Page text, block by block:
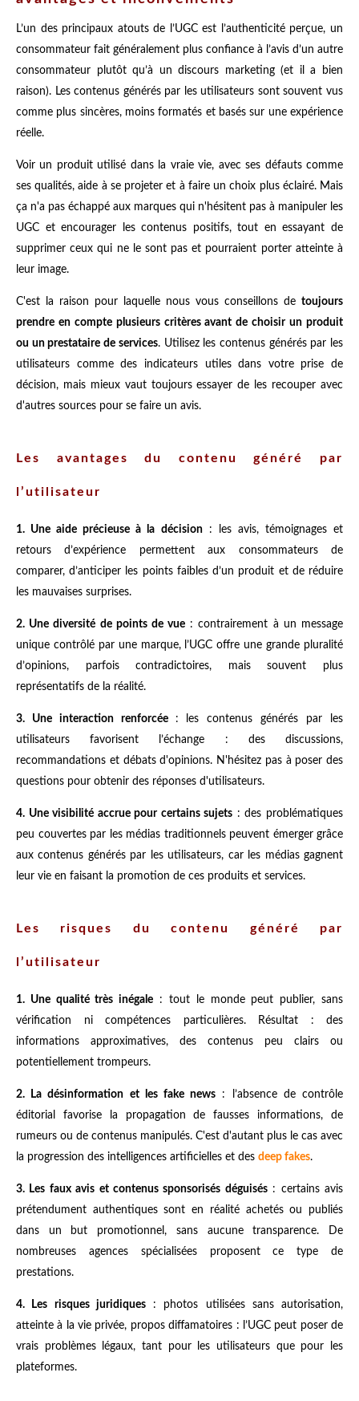
L’un des principaux atouts de l’UGC est l’authenticité perçue, un
consommateur fait généralement plus confiance à l’avis d’un autre
consommateur plutôt qu’à un discours marketing (et il a bien
raison). Les contenus générés par les utilisateurs sont souvent vus
comme plus sincères, moins formatés et basés sur une expérience
réelle.
Voir un produit utilisé dans la vraie vie, avec ses défauts comme
ses qualités, aide à se projeter et à faire un choix plus éclairé. Mais
ça n'a pas échappé aux marques qui n'hésitent pas à manipuler les
UGC et encourager les contenus positifs, tout en essayant de
supprimer ceux qui ne le sont pas et pourraient porter atteinte à
leur image.
C'est la raison pour laquelle nous vous conseillons de toujours
prendre en compte plusieurs critères avant de choisir un produit
ou un prestataire de services. Utilisez les contenus générés par les
utilisateurs comme des indicateurs utiles dans votre prise de
décision, mais mieux vaut toujours essayer de les recouper avec
d'autres sources pour se faire un avis.
Les avantages du contenu généré par
l’utilisateur
1. Une aide précieuse à la décision: les avis, témoignages et
retours d’expérience permettent aux consommateurs de
comparer, d’anticiper les points faibles d’un produit et de réduire
les mauvaises surprises.
2. Une diversité de points de vue : contrairement à un message
unique contrôlé par une marque, l’UGC offre une grande pluralité
d’opinions, parfois contradictoires, mais souvent plus
représentatifs de la réalité.
3. Une interaction renforcée
: les contenus générés par les
utilisateurs favorisent l’échange : des discussions,
recommandations et débats d'opinions. N'hésitez pas à poser des
questions pour obtenir des réponses d'utilisateurs.
4. Une visibilité accrue pour certains sujets : des problématiques
peu couvertes par les médias traditionnels peuvent émerger grâce
aux contenus générés par les utilisateurs, car les médias gagnent
leur vie en faisant la promotion de ces produits et services.
Les risques du contenu généré par
l’utilisateur
1. Une qualité très inégale : tout le monde peut publier, sans
vérification ni compétences particulières. Résultat : des
informations approximatives, des contenus peu clairs ou
potentiellement trompeurs.
2. La désinformation et les fake news : l’absence de contrôle
éditorial favorise la propagation de fausses informations, de
rumeurs ou de contenus manipulés. C'est d'autant plus le cas avec
la progression des intelligences artificielles et des deep fakes.
3. Les faux avis et contenus sponsorisés déguisés: certains avis
prétendument authentiques sont en réalité achetés ou publiés
dans un but promotionnel, sans aucune transparence. De
nombreuses agences spécialisées proposent ce type de
prestations.
4. Les risques juridiques: photos utilisées sans autorisation,
atteinte à la vie privée, propos diffamatoires : l’UGC peut poser de
vrais problèmes légaux, tant pour les utilisateurs que pour les
plateformes.